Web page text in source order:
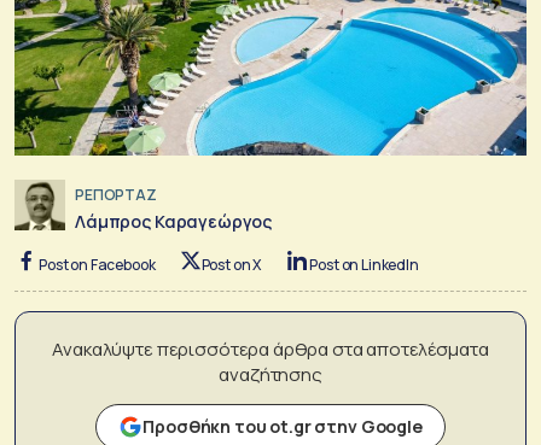
ΡΕΠΟΡΤΑΖ
Λάμπρος Καραγεώργος
Post on Facebook Post on X Post on LinkedIn
Ανακαλύψτε περισσότερα άρθρα στα αποτελέσματα
αναζήτησης
Προσθήκη του ot.gr στην Google